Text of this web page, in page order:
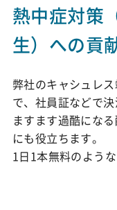
熱中症対策
生）への貢
弊社のキャシュレ
で、社員証などで決
ますます過酷にな
にも役立ちます。
1日1本無料のよう